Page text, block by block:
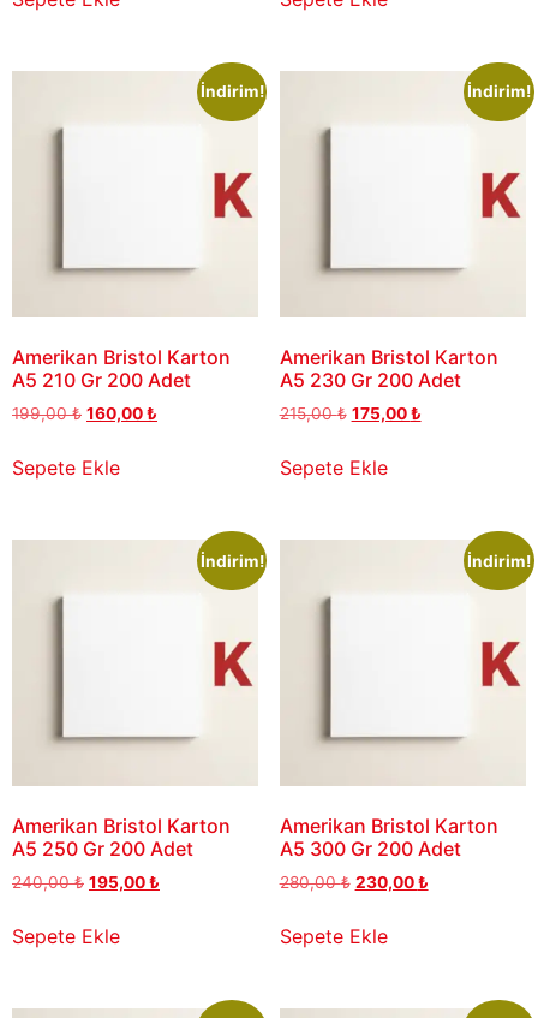
İndirim!
Amerikan Bristol Karton
A5 210 Gr 200 Adet
199,00₺ 160,00₺
Sepete Ekle
İndirim!
Amerikan Bristol Karton
A5 230 Gr 200 Adet
215,00₺ 175,00₺
Sepete Ekle
İndirim!
Amerikan Bristol Karton
A5 250 Gr 200 Adet
240,00₺ 195,00₺
Sepete Ekle
İndirim!
Amerikan Bristol Karton
A5 300 Gr 200 Adet
280,00₺ 230,00₺
Sepete Ekle